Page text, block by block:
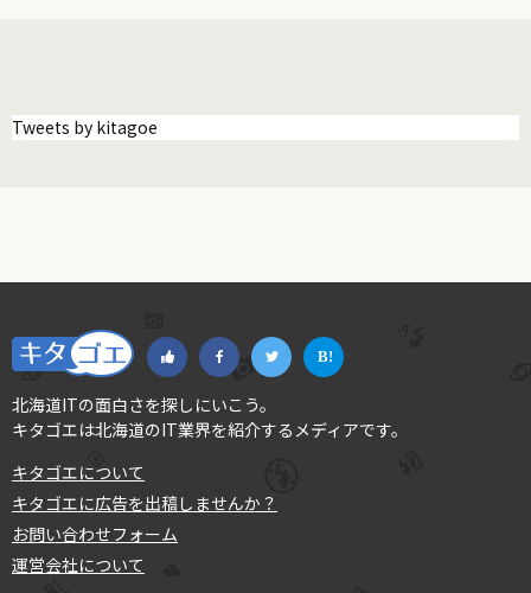
Tweets by kitagoe
北海道ITの面白さを探しにいこう。
キタゴエは北海道のIT業界を紹介するメディアです。
キタゴエについて
キタゴエに広告を出稿しませんか？
お問い合わせフォーム
運営会社について